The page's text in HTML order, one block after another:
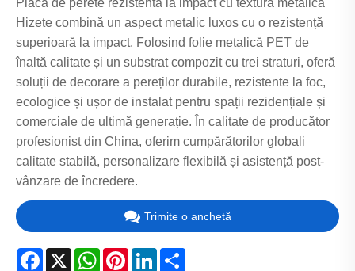
Placa de perete rezistentă la impact cu textura metalică
Hizete combină un aspect metalic luxos cu o rezistență
superioară la impact. Folosind folie metalică PET de
înaltă calitate și un substrat compozit cu trei straturi, oferă
soluții de decorare a pereților durabile, rezistente la foc,
ecologice și ușor de instalat pentru spații rezidențiale și
comerciale de ultimă generație. În calitate de producător
profesionist din China, oferim cumpărătorilor globali
calitate stabilă, personalizare flexibilă și asistență post-
vânzare de încredere.
Trimite o anchetă
Facebook
X WhatsApp
PinterestLinkedIn